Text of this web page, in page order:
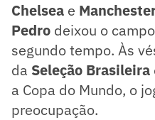
Chelsea e
Pedro deixou o
segundo tempo. Às
da Seleção Brasileira
a Copa do Mundo, o
preocupação.